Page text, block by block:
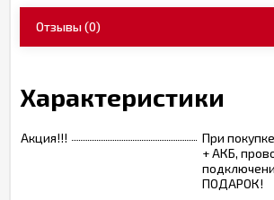
Отзывы(0)
Характеристики
Акция!!!
При
+ АКБ,
ПОДАРОК!